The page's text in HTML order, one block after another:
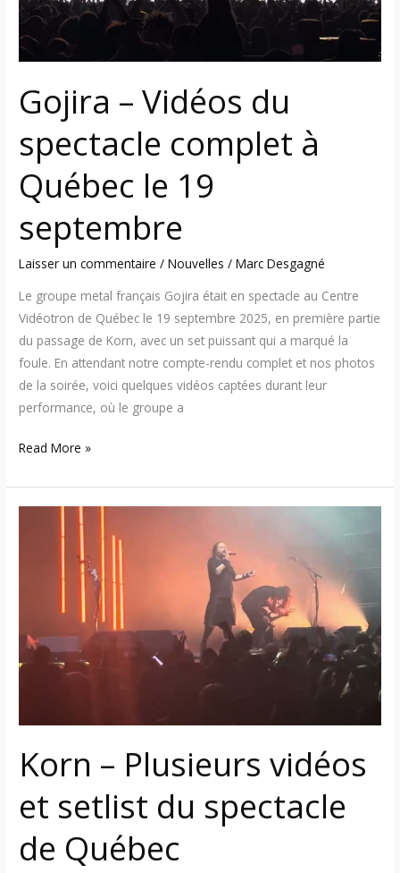
Gojira – Vidéos du
spectacle complet à
Québec le 19
septembre
Laisser un commentaire /Nouvelles /Marc Desgagné
Le groupe metal français Gojira était en spectacle au Centre
Vidéotron de Québec le 19 septembre 2025, en première partie
du passage de Korn, avec un set puissant qui a marqué la
foule. En attendant notre compte-rendu complet et nos photos
de la soirée, voici quelques vidéos captées durant leur
performance, où le groupe a
Québec
le
19
Read More »
Korn – Plusieurs vidéos
et setlist du spectacle
de Québec
du
spectacle